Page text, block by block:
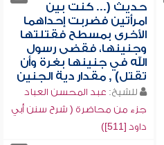
حديث (... كنت بين
امرأتين فضربت إحداهما
الأخرى بمسطح فقتلتها
وجنينها، فقضى رسول
الله في جنينها بغرة وأن
تقتل) , مقدار دية الجنين
للشيخ: عبد المحسن العباد
جزء من محاضرة ( شرح سنن أبي
داود [511])